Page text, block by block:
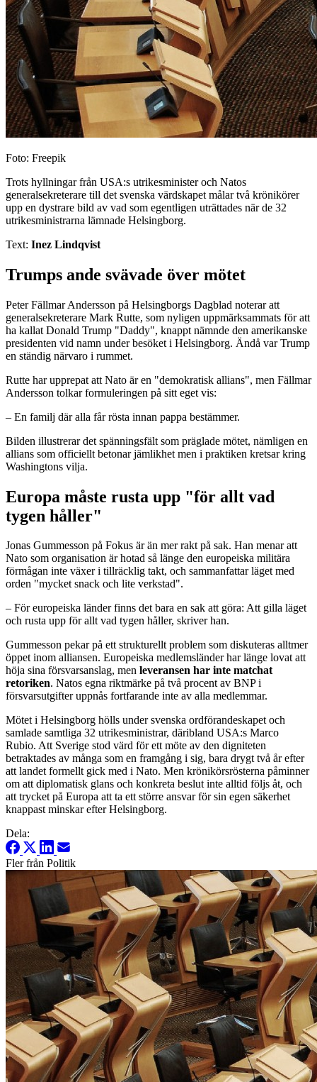
Foto: Freepik
Trots hyllningar från USA:s utrikesminister och Natos
generalsekreterare till det svenska värdskapet målar två krönikörer
upp en dystrare bild av vad som egentligen uträttades när de 32
utrikesministrarna lämnade Helsingborg.
Text: Inez Lindqvist
Trumps ande svävade över mötet
Peter Fällmar Andersson på Helsingborgs Dagblad noterar att
generalsekreterare Mark Rutte, som nyligen uppmärksammats för att
ha kallat Donald Trump "Daddy", knappt nämnde den amerikanske
presidenten vid namn under besöket i Helsingborg. Ändå var Trump
en ständig närvaro i rummet.
Rutte har upprepat att Nato är en "demokratisk allians", men Fällmar
Andersson tolkar formuleringen på sitt eget vis:
– En familj där alla får rösta innan pappa bestämmer.
Bilden illustrerar det spänningsfält som präglade mötet, nämligen en
allians som officiellt betonar jämlikhet men i praktiken kretsar kring
Washingtons vilja.
Europa måste rusta upp "för allt vad
tygen håller"
Jonas Gummesson på Fokus är än mer rakt på sak. Han menar att
Nato som organisation är hotad så länge den europeiska militära
förmågan inte växer i tillräcklig takt, och sammanfattar läget med
orden "mycket snack och lite verkstad".
– För europeiska länder finns det bara en sak att göra: Att gilla läget
och rusta upp för allt vad tygen håller, skriver han.
Gummesson pekar på ett strukturellt problem som diskuteras alltmer
öppet inom alliansen. Europeiska medlemsländer har länge lovat att
höja sina försvarsanslag, men leveransen har inte matchat
retoriken. Natos egna riktmärke på två procent av BNP i
försvarsutgifter uppnås fortfarande inte av alla medlemmar.
Mötet i Helsingborg hölls under svenska ordförandeskapet och
samlade samtliga 32 utrikesministrar, däribland USA:s Marco
Rubio. Att Sverige stod värd för ett möte av den digniteten
betraktades av många som en framgång i sig, bara drygt två år efter
att landet formellt gick med i Nato. Men krönikörsrösterna påminner
om att diplomatisk glans och konkreta beslut inte alltid följs åt, och
att trycket på Europa att ta ett större ansvar för sin egen säkerhet
knappast minskar efter Helsingborg.
Dela:
Fler från Politik